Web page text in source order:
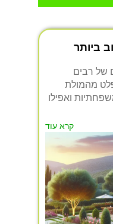
ביותר
של רבים
מהמולת
ואפילו
קרא עוד